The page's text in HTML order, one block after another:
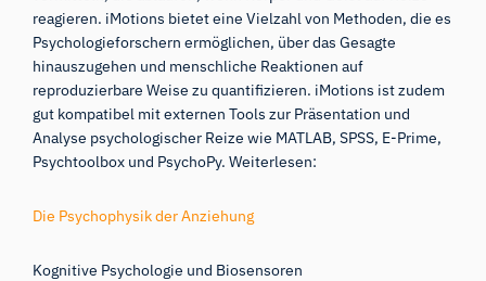
reagieren. iMotions bietet eine Vielzahl von Methoden, die es
Psychologieforschern ermöglichen, über das Gesagte
hinauszugehen und menschliche Reaktionen auf
reproduzierbare Weise zu quantifizieren. iMotions ist zudem
gut kompatibel mit externen Tools zur Präsentation und
Analyse psychologischer Reize wie MATLAB, SPSS, E-Prime,
Psychtoolbox und PsychoPy. Weiterlesen:
Die Psychophysik der Anziehung
Kognitive Psychologie und Biosensoren